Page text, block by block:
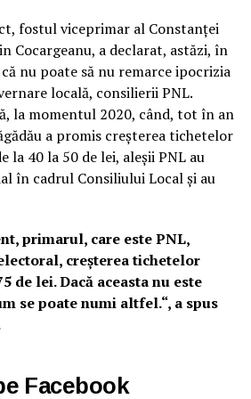
fostul viceprimar al Constanței
Cocargeanu, a declarat, astăzi, în
nu poate să nu remarce ipocrizia
locală, consilierii PNL.
la momentul 2020, când, tot în an
a promis creșterea tichetelor
la 40 la 50 de lei, aleșii PNL au
în cadrul Consiliului Local și au
primarul, care este PNL,
creșterea tichetelor
de lei. Dacă aceasta nu este
se poate numi altfel.“, a spus
Facebook